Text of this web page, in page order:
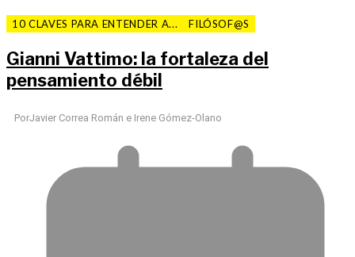
10 CLAVES PARA ENTENDER A... FILÓSOF@S
Gianni Vattimo: la fortaleza del
pensamiento débil
PorJavier Correa Román e Irene Gómez-Olano